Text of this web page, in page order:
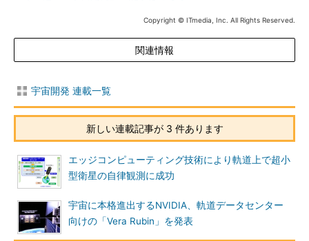
Copyright © ITmedia, Inc. All Rights Reserved.
関連情報
宇宙開発 連載一覧
新しい連載記事が 3 件あります
エッジコンピューティング技術により軌道上で超小
型衛星の自律観測に成功
宇宙に本格進出するNVIDIA、軌道データセンター
向けの「Vera Rubin」を発表